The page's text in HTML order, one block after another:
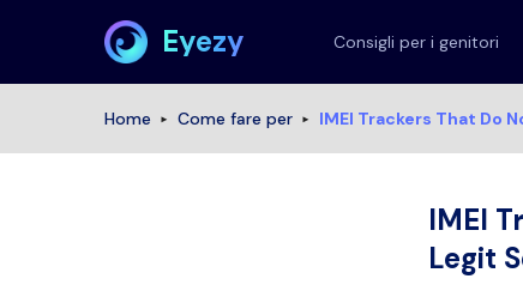
Eyezy Consigli per i genitori
Home Come fare per IMEI Trackers That Do
IMEI
Legit